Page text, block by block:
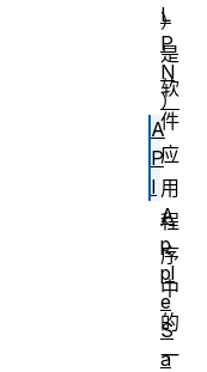
）
是
软
件
应
用
程
序
中
的
一
L
P
N
）
A
P
I
A
p
pl
e
S
a